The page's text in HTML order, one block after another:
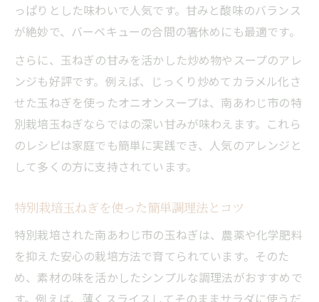
っぱりとした味わいで人気です。甘みと酸味のバランス
が絶妙で、バーベキューの合間の箸休めにも最適です。
さらに、玉ねぎの甘みを活かした炒め物やスープのアレ
ンジも好評です。例えば、じっくり炒めてカラメル化さ
せた玉ねぎを使ったオニオンスープは、南あわじ市の特
別栽培玉ねぎならではの深い甘みが味わえます。これら
のレシピは家庭でも簡単に実践でき、人気のアレンジと
して多くの方に支持されています。
特別栽培玉ねぎを使った簡単調理法とコツ
特別栽培された南あわじ市の玉ねぎは、農薬や化学肥料
を抑えた安心の栽培方法で育てられています。そのた
め、素材の味を活かしたシンプルな調理法がおすすめで
す。例えば、薄くスライスしてそのままサラダに使うだ